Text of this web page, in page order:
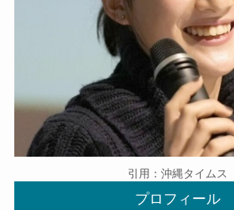
引用：沖縄タイムス
プロフィール